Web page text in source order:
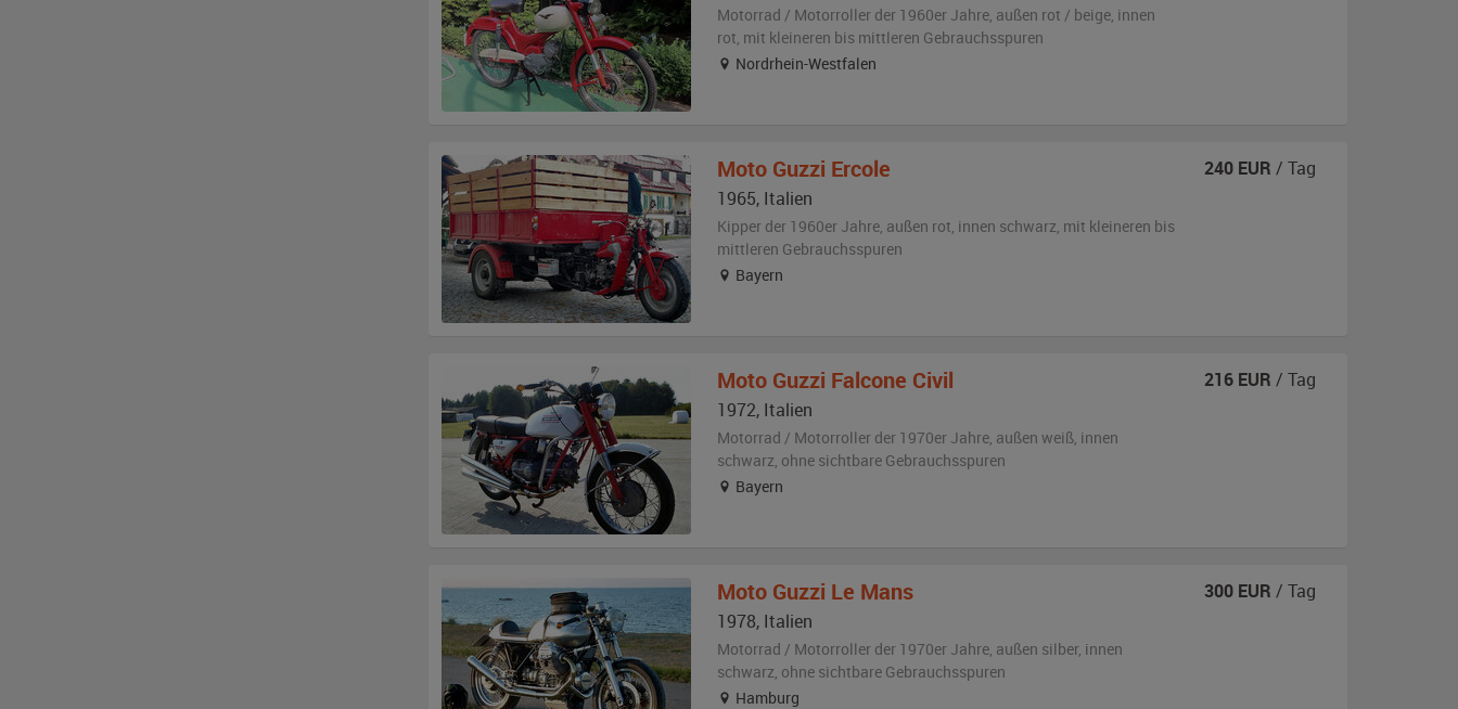
Motorrad / Motorroller der 1960er Jahre, außen rot / beige, innen
rot, mit kleineren bis mittleren Gebrauchsspuren
Nordrhein-Westfalen
Moto Guzzi Ercole
1965, Italien
Kipper der 1960er Jahre, außen rot, innen schwarz, mit kleineren bis
mittleren Gebrauchsspuren
Bayern
240 EUR / Tag
Moto Guzzi Falcone Civil
1972, Italien
Motorrad / Motorroller der 1970er Jahre, außen weiß, innen
schwarz, ohne sichtbare Gebrauchsspuren
Bayern
216 EUR / Tag
Moto Guzzi Le Mans
1978, Italien
Motorrad / Motorroller der 1970er Jahre, außen silber, innen
schwarz, ohne sichtbare Gebrauchsspuren
Hamburg
300 EUR / Tag